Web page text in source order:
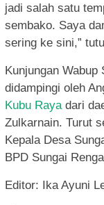
jadi salah satu
sembako. Saya
sering ke sini,”
Kunjungan Wabup
didampingi oleh
Kubu Raya dari
Zulkarnain. Turut
Kepala Desa
BPD Sungai
Editor: Ika Ayuni